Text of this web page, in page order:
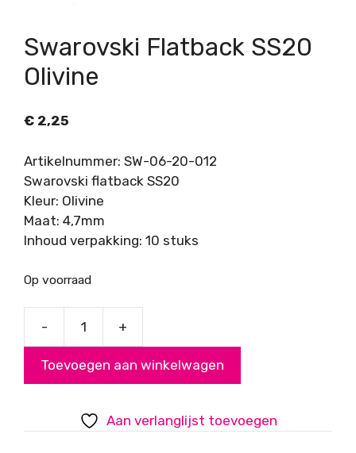
Swarovski Flatback SS20
Olivine
€ 2,25
Artikelnummer: SW-06-20-012
Swarovski flatback SS20
Kleur: Olivine
Maat: 4,7mm
Inhoud verpakking: 10 stuks
Op voorraad
-
SS20
aantal
+
Toevoegen aan winkelwagen
Aan verlanglijst toevoegen